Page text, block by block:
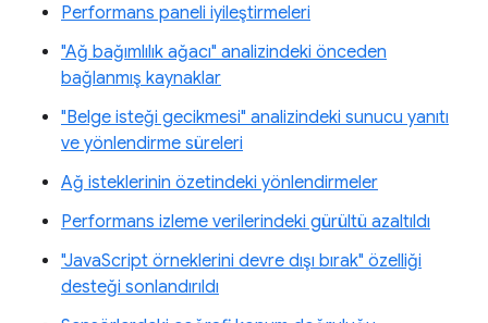
Performans paneli iyileştirmeleri
"Ağ bağımlılık ağacı" analizindeki önceden
bağlanmış kaynaklar
"Belge isteği gecikmesi" analizindeki sunucu yanıtı
ve yönlendirme süreleri
Ağ isteklerinin özetindeki yönlendirmeler
Performans izleme verilerindeki gürültü azaltıldı
"JavaScript örneklerini devre dışı bırak" özelliği
desteği sonlandırıldı